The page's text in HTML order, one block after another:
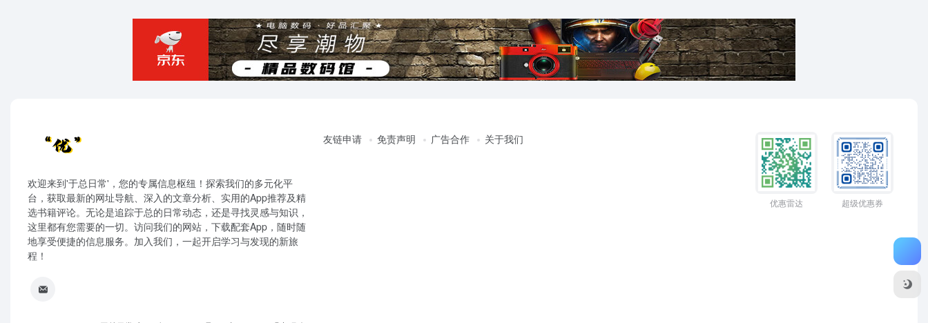
欢迎来到'于总日常'，您的专属信息枢纽！探索我们的多元化平
台，获取最新的网址导航、深入的文章分析、实用的App推荐及精
选书籍评论。无论是追踪于总的日常动态，还是寻找灵感与知识，
这里都有您需要的一切。访问我们的网站，下载配套App，随时随
地享受便捷的信息服务。加入我们，一起开启学习与发现的新旅
程！
友链申请 免责声明 广告合作 关于我们
优惠雷达 超级优惠券